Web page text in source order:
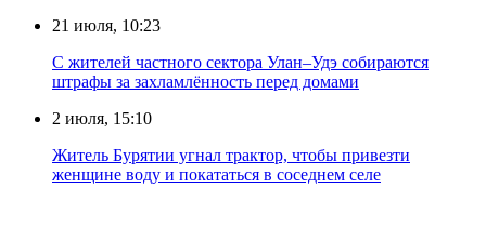
21 июля, 10:23
С жителей частного сектора Улан–Удэ собираются
штрафы за захламлённость перед домами
2 июля, 15:10
Житель Бурятии угнал трактор, чтобы привезти
женщине воду и покататься в соседнем селе